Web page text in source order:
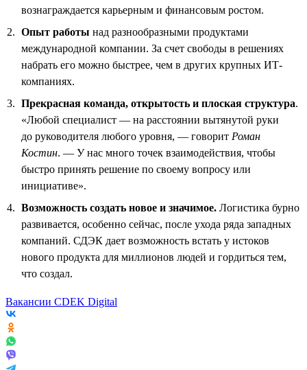
вознаграждается карьерным и финансовым ростом.
Опыт работы над разнообразными продуктами
международной компании. За счет свободы в решениях
набрать его можно быстрее, чем в других крупных ИТ-
компаниях.
Прекрасная команда, открытость и плоская структура.
«Любой специалист — на расстоянии вытянутой руки
до руководителя любого уровня, — говорит Роман
Костин. — У нас много точек взаимодействия, чтобы
быстро принять решение по своему вопросу или
инициативе».
Возможность создать новое и значимое. Логистика бурно
развивается, особенно сейчас, после ухода ряда западных
компаний. СДЭК дает возможность встать у истоков
нового продукта для миллионов людей и гордиться тем,
что создал.
Вакансии CDEK Digital